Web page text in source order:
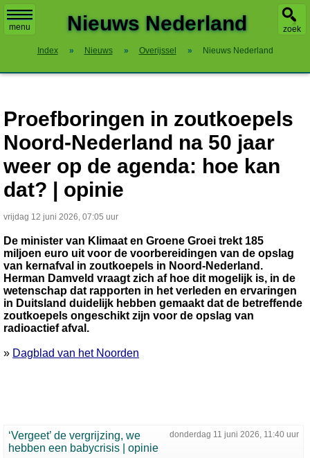
menu zoek
Nieuws Nederland
Index » Nieuws » Overijssel » Nieuws Nederland
Proefboringen in zoutkoepels
Noord-Nederland na 50 jaar
weer op de agenda: hoe kan
dat? | opinie
vrijdag 12 juni 2026, 07:05 uur
De minister van Klimaat en Groene Groei trekt 185
miljoen euro uit voor de voorbereidingen van de opslag
van kernafval in zoutkoepels in Noord-Nederland.
Herman Damveld vraagt zich af hoe dit mogelijk is, in de
wetenschap dat rapporten in het verleden en ervaringen
in Duitsland duidelijk hebben gemaakt dat de betreffende
zoutkoepels ongeschikt zijn voor de opslag van
radioactief afval.
» Dagblad van het Noorden
donderdag 11 juni 2026, 11:40 uur
‘Vergeet’ de vergrijzing, we
hebben een babycrisis | opinie